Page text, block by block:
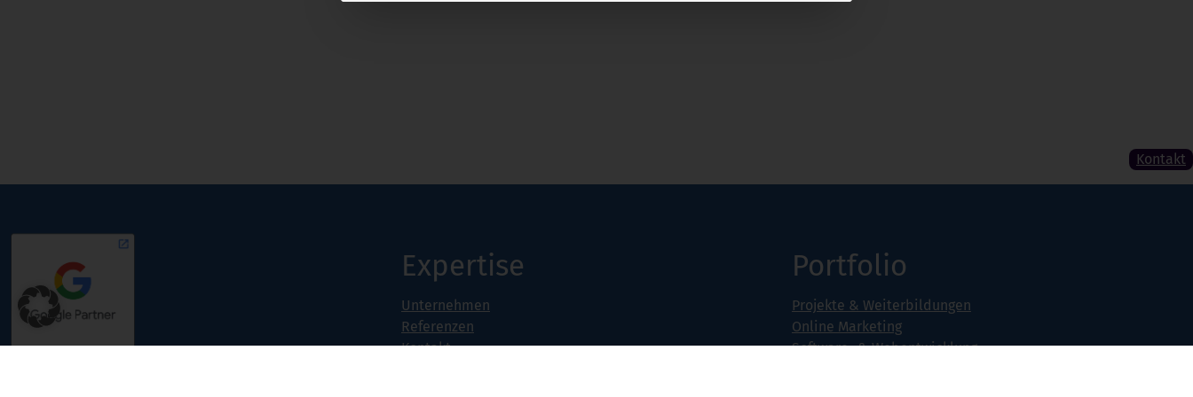
Kontakt
Expertise
Unternehmen
Referenzen
Kontakt
Portfolio
Projekte & Weiterbildungen
Online Marketing
Software- & Webentwicklung